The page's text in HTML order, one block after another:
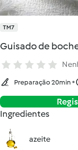
TM7
Guisado de
Preparação 20min
Ingredientes
azeite